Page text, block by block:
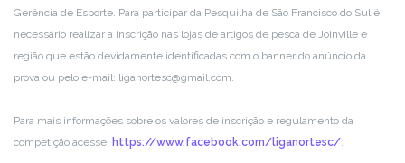
Gerência de Esporte. Para participar da Pesquilha de São Francisco do Sul é
necessário realizar a inscrição nas lojas de artigos de pesca de Joinville e
região que estão devidamente identificadas com o banner do anúncio da
prova ou pelo e-mail: liganortesc@gmail.com.
Para mais informações sobre os valores de inscrição e regulamento da
competição acesse: https://www.facebook.com/liganortesc/.